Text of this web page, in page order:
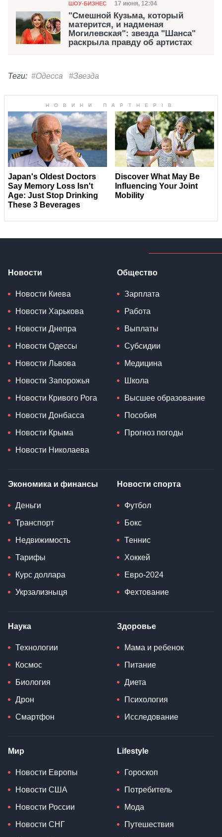
Категория
ШОУ-БИЗНЕС Дата публикации
17 июня, 12:04
"Смешной Кузьма, который
матерится, и надменая
Могилевская": звезда "Шанса"
раскрыла правду об артистах
Теги: #Одесса #Звезда
Новости
Новости Киева
Новости Харькова
Новости Днепра
Новости Одессы
Новости Львова
Новости Запорожья
Новости Кривого Рога
Новости Донбасса
Новости Крыма
Новости Николаева
Общество
Зарплата
Работа
Выплаты
Субсидии
Медицина
Школа
Высшее образование
Пособия
Прогноз погоды
Экономика и финансы
Деньги
Транспорт
Недвижимость
Тарифы
Курс доллара
Укрзализныця
Новости спорта
Футбол
Бокс
Теннис
Хоккей
Евро-2024
Фехтование
Наука
Технологии
Космос
Биология
Дрон
Смартфон
Здоровье
Мама и ребенок
Питание
Диета
Психология
Исследование
Мир
Новости Европы
Новости США
Новости России
Новости СНГ
Lifestyle
Гороскоп
Потребитель
Мода
Путешествия